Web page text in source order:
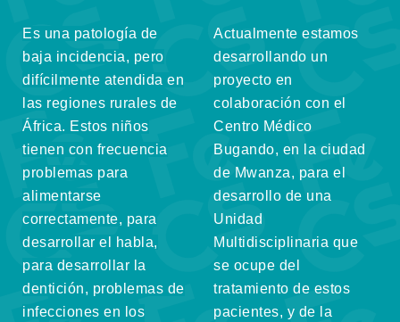
Es una patología de
baja incidencia, pero
difícilmente atendida en
las regiones rurales de
África. Estos niños
tienen con frecuencia
problemas para
alimentarse
correctamente, para
desarrollar el habla,
para desarrollar la
dentición, problemas de
infecciones en los
Actualmente estamos
desarrollando un
proyecto en
colaboración con el
Centro Médico
Bugando, en la ciudad
de Mwanza, para el
desarrollo de una
Unidad
Multidisciplinaria que
se ocupe del
tratamiento de estos
pacientes, y de la